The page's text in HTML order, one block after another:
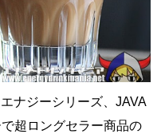
ナジーシリーズ、JAVA
超ロングセラー商品の